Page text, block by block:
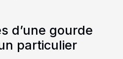
d’une gourde
particulier